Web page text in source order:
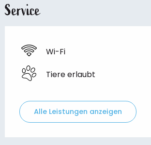
Service
Wi-Fi
Tiere erlaubt
Alle Leistungen anzeigen